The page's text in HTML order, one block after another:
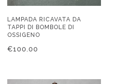
LAMPADA RICAVATA DA
TAPPI DI BOMBOLE DI
OSSIGENO
€100.00